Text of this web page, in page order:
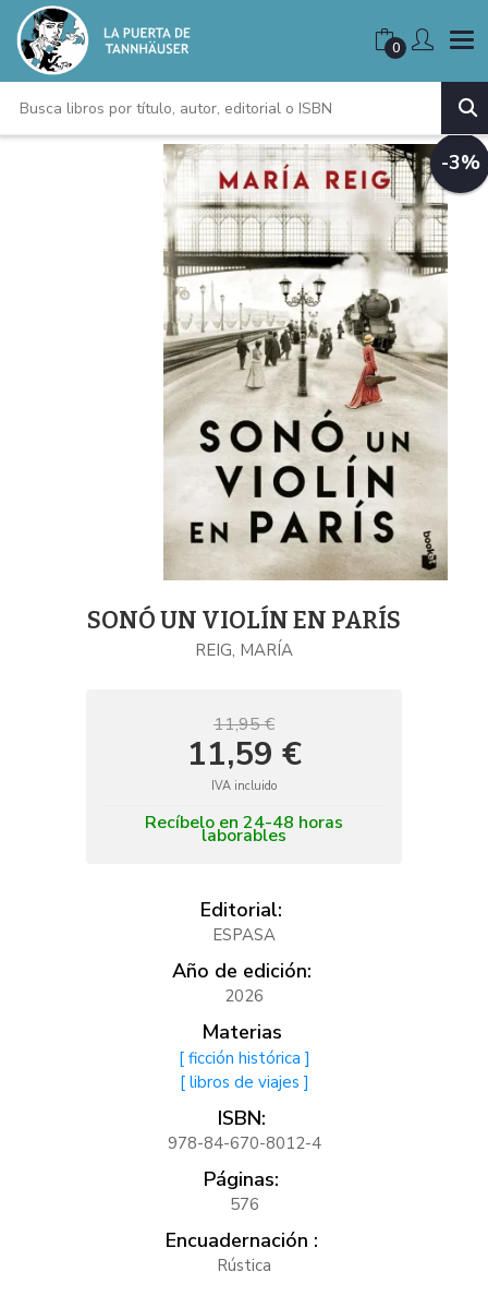
0
-3%
SONÓ UN VIOLÍN EN PARÍS
REIG, MARÍA
11,95 €
11,59 €
IVA incluido
Recíbelo en 24-48 horas
laborables
Editorial:
ESPASA
Año de edición:
2026
Materias
[ ficción histórica ]
[ libros de viajes ]
ISBN:
978-84-670-8012-4
Páginas:
576
Encuadernación :
Rústica